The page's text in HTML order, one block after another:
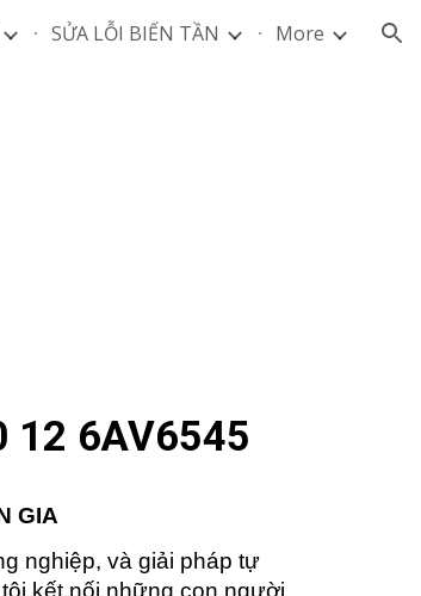
SỬA LỖI BIẾN TẦN More
12 6AV6545
GIA
nghiệp, và giải pháp tự